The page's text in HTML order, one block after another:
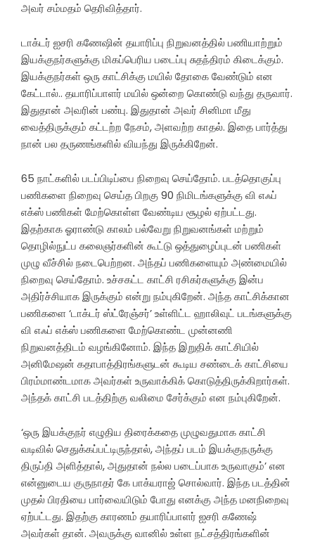
அவர் சம்மதம் தெரிவித்தார்.
டாக்டர் ஐசரி கணேஷின் தயாரிப்பு நிறுவனத்தில் பணியாற்றும்
இயக்குநர்களுக்கு மிகப்பெரிய படைப்பு சுதந்திரம் கிடைக்கும்.
இயக்குநர்கள் ஒரு காட்சிக்கு மயில் தோகை வேண்டும் என
கேட்டால்.. தயாரிப்பாளர் மயில் ஒன்றை கொண்டு வந்து தருவார்.
இதுதான் அவரின் பண்பு. இதுதான் அவர் சினிமா மீது
வைத்திருக்கும் கட்டற்ற நேசம், அளவற்ற காதல். இதை பார்த்து
நான் பல தருணங்களில் வியந்து இருக்கிறேன்.
65 நாட்களில் படப்பிடிப்பை நிறைவு செய்தோம். படத்தொகுப்பு
பணிகளை நிறைவு செய்த பிறகு 90 நிமிடங்களுக்கு வி எஃப்
எக்ஸ் பணிகள் மேற்கொள்ள வேண்டிய சூழல் ஏற்பட்டது.‌
இதற்காக ஓராண்டு காலம் பல்வேறு நிறுவனங்கள் மற்றும்
தொழில்நுட்ப கலைஞர்களின் கூட்டு ஒத்துழைப்புடன் பணிகள்
முழு வீச்சில் நடைபெற்றன. அந்தப் பணிகளையும் அண்மையில்
நிறைவு செய்தோம். உச்சகட்ட காட்சி ரசிகர்களுக்கு இன்ப
அதிர்ச்சியாக இருக்கும் என்று நம்புகிறேன். அந்த காட்சிக்கான
பணிகளை ‘டாக்டர் ஸ்ட்ரேஞ்சர்’ உள்ளிட்ட ஹாலிவுட் படங்களுக்கு
வி எஃப் எக்ஸ் பணிகளை மேற்கொண்ட முன்னணி
நிறுவனத்திடம் வழங்கினோம். இந்த இறுதிக் காட்சியில்
அனிமேஷன் கதாபாத்திரங்களுடன் கூடிய சண்டைக் காட்சியை
பிரம்மாண்டமாக அவர்கள் உருவாக்கிக் கொடுத்திருக்கிறார்கள்.
அந்தக் காட்சி படத்திற்கு வலிமை சேர்க்கும் என நம்புகிறேன்.
‘ஒரு இயக்குநர் எழுதிய திரைக்கதை முழுவதுமாக காட்சி
வடிவில் செதுக்கப்பட்டிருந்தால், அந்தப் படம் இயக்குநருக்கு
திருப்தி அளித்தால், அதுதான் நல்ல படைப்பாக உருவாகும்’ என
என்னுடைய குருநாதர் கே பாக்யராஜ் சொல்வார். இந்த படத்தின்
முதல் பிரதியை பார்வையிடும் போது எனக்கு அந்த மனநிறைவு
ஏற்பட்டது. இதற்கு காரணம் தயாரிப்பாளர் ஐசரி கணேஷ்
அவர்கள் தான். அவருக்கு வானில் உள்ள நட்சத்திரங்களின்